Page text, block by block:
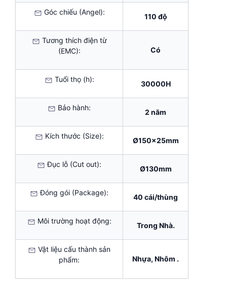
Góc chiếu (Angel):
110 độ
Tương thích điện từ
(EMC):
Có
Tuổi thọ (h):
30000H
Bảo hành:
2 năm
Kích thước (Size):
Ø150x25mm
Đục lỗ (Cut out):
Ø130mm
Đóng gói (Package):
40 cái/thùng
Môi trường hoạt động:
Trong Nhà.
Vật liệu cấu thành sản
phẩm:
Nhựa, Nhôm .